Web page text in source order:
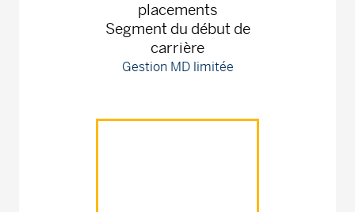
placements
Segment du début de
carrière
Gestion MD limitée